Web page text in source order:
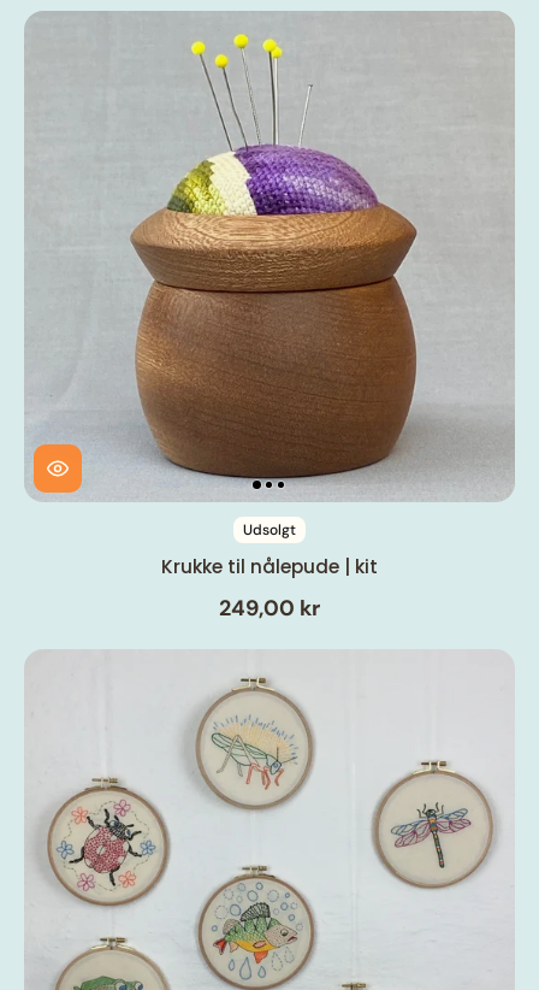
Udsolgt
Krukke til nålepude | kit
249,00 kr